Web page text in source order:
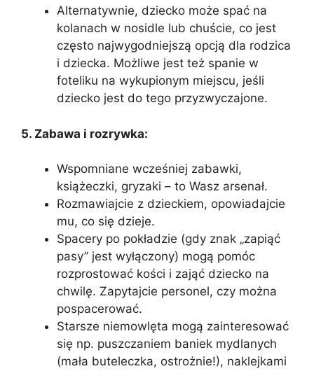
Alternatywnie, dziecko może spać na
kolanach w nosidle lub chuście, co jest
często najwygodniejszą opcją dla rodzica
i dziecka. Możliwe jest też spanie w
foteliku na wykupionym miejscu, jeśli
dziecko jest do tego przyzwyczajone.
5. Zabawa i rozrywka:
Wspomniane wcześniej zabawki,
książeczki, gryzaki – to Wasz arsenał.
Rozmawiajcie z dzieckiem, opowiadajcie
mu, co się dzieje.
Spacery po pokładzie (gdy znak „zapiąć
pasy” jest wyłączony) mogą pomóc
rozprostować kości i zająć dziecko na
chwilę. Zapytajcie personel, czy można
pospacerować.
Starsze niemowlęta mogą zainteresować
się np. puszczaniem baniek mydlanych
(mała buteleczka, ostrożnie!), naklejkami